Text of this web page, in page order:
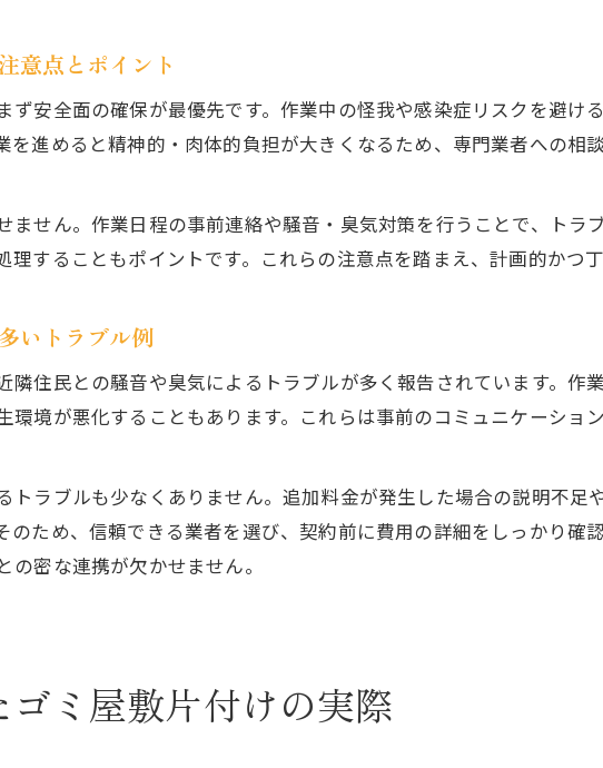
高齢者が抱えるゴミ屋敷問題の特徴と支援方法
家族で取り組むゴミ屋敷片付けの成功事例
八王子市で多い高齢者ゴミ屋敷の相談傾向
ゴミ屋敷問題の早期発見と家族のかかわり方
意点とポイント
ず安全面の確保が最優先です。作業中の怪我や感染症リスクを避け
を進めると精神的・肉体的負担が大きくなるため、専門業者への相
ません。作業日程の事前連絡や騒音・臭気対策を行うことで、トラ
理することもポイントです。これらの注意点を踏まえ、計画的かつ
いトラブル例
隣住民との騒音や臭気によるトラブルが多く報告されています。作
環境が悪化することもあります。これらは事前のコミュニケーショ
トラブルも少なくありません。追加料金が発生した場合の説明不
のため、信頼できる業者を選び、契約前に費用の詳細をしっかり確
密な連携が欠かせません。
ミ屋敷片付けの実際